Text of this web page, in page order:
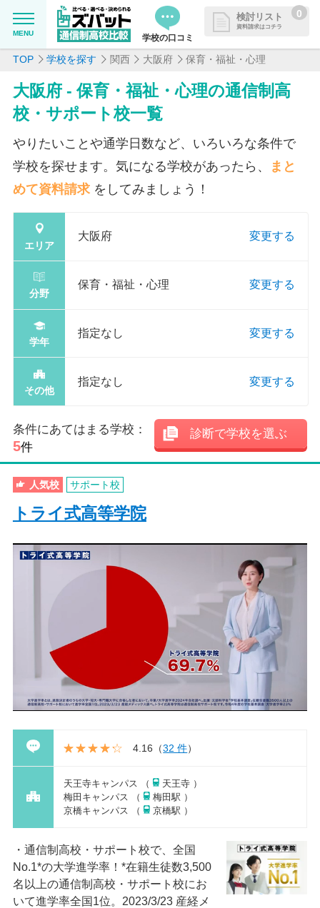
MENU 学校の口コミ
検討リスト
資料請求はコチラ
0
追加した学校を一覧で確認・まと
めて資料請求できます
MENU
学校を探したい
通信制高校について知りたい
はじめての方へ
よくある質問
掲載を希望される学校様へ
TOP 学校を探す 関西 大阪府 保育・福祉・心理
大阪府 - 保育・福祉・心理の通信制高
校・サポート校一覧
やりたいことや通学日数など、いろいろな条件で
学校を探せます。気になる学校があったら、
まと
めて資料請求をしてみましょう！
エリア
大阪府 変更する
分野
保育・福祉・心理 変更する
学年
指定なし 変更する
その他
指定なし 変更する
条件にあてはまる学校：
5件
診断で学校を選ぶ
人気校 サポート校
トライ式高等学院
4.16 （32 件）
天王寺キャンパス （
天王寺 ）
梅田キャンパス （
梅田駅 ）
京橋キャンパス （
京橋駅 ）
通信制高校・サポート校で、全国
No.1*の大学進学率！*在籍⽣徒数3,500
名以上の通信制⾼校・サポート校にお
いて進学率全国1位。2023/3/23 産経メ